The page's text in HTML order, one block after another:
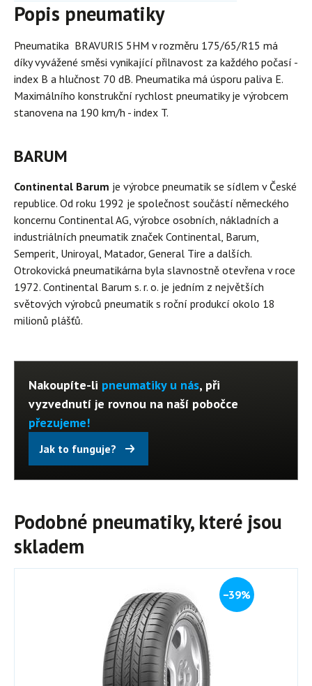
Popis pneumatiky
Pneumatika BRAVURIS 5HM v rozměru 175/65/R15 má
díky vyvážené směsi vynikající přilnavost za každého počasí -
index B a hlučnost 70 dB. Pneumatika má úsporu paliva E.
Maximálního konstrukční rychlost pneumatiky je výrobcem
stanovena na 190 km/h - index T.
BARUM
Continental Barum je výrobce pneumatik se sídlem v České
republice. Od roku 1992 je společnost součástí německého
koncernu Continental AG, výrobce osobních, nákladních a
industriálních pneumatik značek Continental, Barum,
Semperit, Uniroyal, Matador, General Tire a dalších.
Otrokovická pneumatikárna byla slavnostně otevřena v roce
1972. Continental Barum s. r. o. je jedním z největších
světových výrobců pneumatik s roční produkcí okolo 18
milionů plášťů.
Nakoupíte-li pneumatiky u nás, při
vyzvednutí je rovnou na naší pobočce
přezujeme!
Jak to funguje?
Podobné pneumatiky, které jsou
skladem
−39%